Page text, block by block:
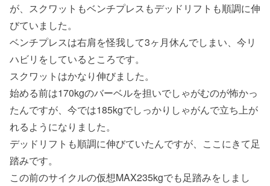
が、スクワットもベンチプレスもデッドリフトも順調に伸
びていました。
ベンチプレスは右肩を怪我して3ヶ月休んでしまい、今リ
ハビリをしているところです。
スクワットはかなり伸びました。
始める前は170kgのバーベルを担いでしゃがむのが怖かっ
たんですが、今では185kgでしっかりしゃがんで立ち上が
れるようになりました。
デッドリフトも順調に伸びていたんですが、ここにきて足
踏みです。
この前のサイクルの仮想MAX235kgでも足踏みをしまし